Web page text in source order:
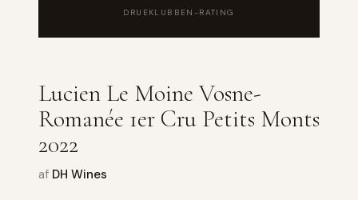
DRUEKLUBBEN-RATING
Lucien Le Moine Vosne-
Romanée 1er Cru Petits Monts
2022
af DH Wines